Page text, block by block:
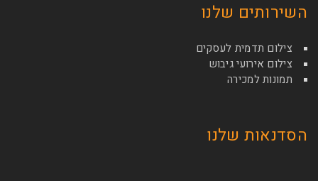
השירותים שלנו
צילום תדמית לעסקים
צילום אירועי גיבוש
תמונות למכירה
הסדנאות שלנו